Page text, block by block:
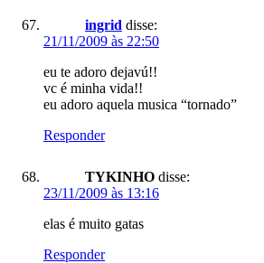
ingrid disse:
21/11/2009 às 22:50
eu te adoro dejavú!!
vc é minha vida!!
eu adoro aquela musica “tornado”
Responder
TYKINHO disse:
23/11/2009 às 13:16
elas é muito gatas
Responder